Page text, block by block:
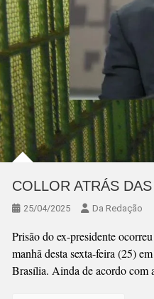
COLLOR ATRÁS
25/04/2025 Da Redação
Prisão do ex-presidente
manhã desta sexta-feira (25)
Brasília. Ainda de acordo com